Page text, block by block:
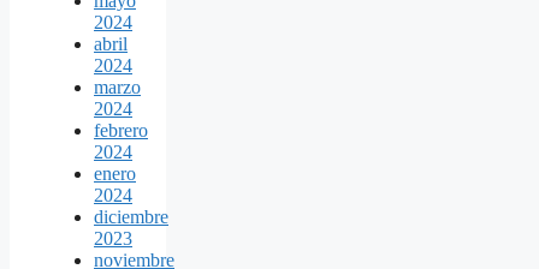
2024
abril
2024
marzo
2024
febrero
2024
enero
2024
diciembre
2023
noviembre